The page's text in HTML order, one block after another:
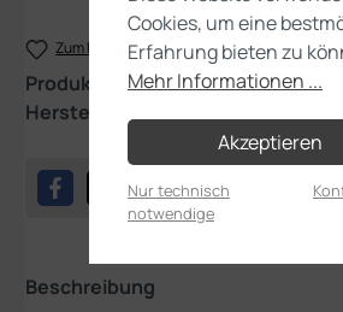
Zum Merkzettel hinzufügen
Produktnummer:43-52
Hersteller:
Beschreibung
Cookies, um eine
Erfahrung bieten zu
Mehr Informationen ...
Akzeptieren
Nur technisch
notwendige